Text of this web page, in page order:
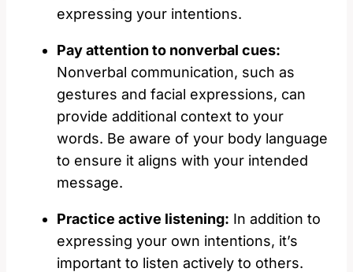
expressing your intentions.
Pay attention to nonverbal cues:
Nonverbal communication, such as
gestures and facial expressions, can
provide additional context to your
words. Be aware of your body language
to ensure it aligns with your intended
message.
Practice active listening: In addition to
expressing your own intentions, it’s
important to listen actively to others.